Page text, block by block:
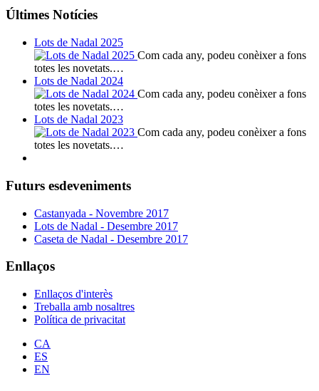
Últimes Notícies
Lots de Nadal 2025
Com cada any, podeu conèixer a fons
totes les novetats.…
Lots de Nadal 2024
Com cada any, podeu conèixer a fons
totes les novetats.…
Lots de Nadal 2023
Com cada any, podeu conèixer a fons
totes les novetats.…
Futurs esdeveniments
Castanyada - Novembre 2017
Lots de Nadal - Desembre 2017
Caseta de Nadal - Desembre 2017
Enllaços
Enllaços d'interès
Treballa amb nosaltres
Política de privacitat
CA
ES
EN